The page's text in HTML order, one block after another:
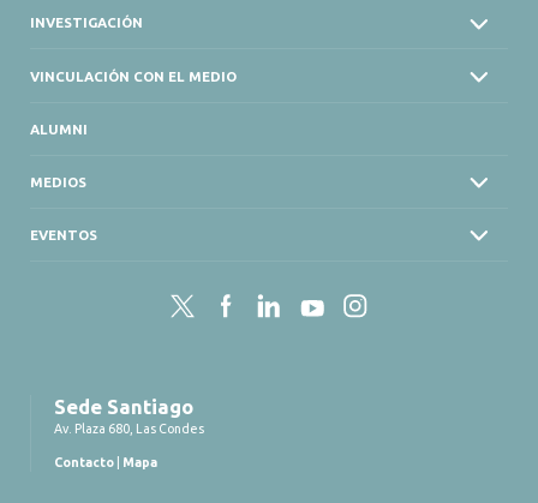
INVESTIGACIÓN
VINCULACIÓN CON EL MEDIO
ALUMNI
MEDIOS
EVENTOS
Twitter FacebookLinkedInYouTubeInstagram
Sede Santiago
Av. Plaza 680, Las Condes
Contacto Mapa